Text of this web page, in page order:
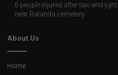
6 people injured after taxi and
near Ratanda cemetery
About Us
Home